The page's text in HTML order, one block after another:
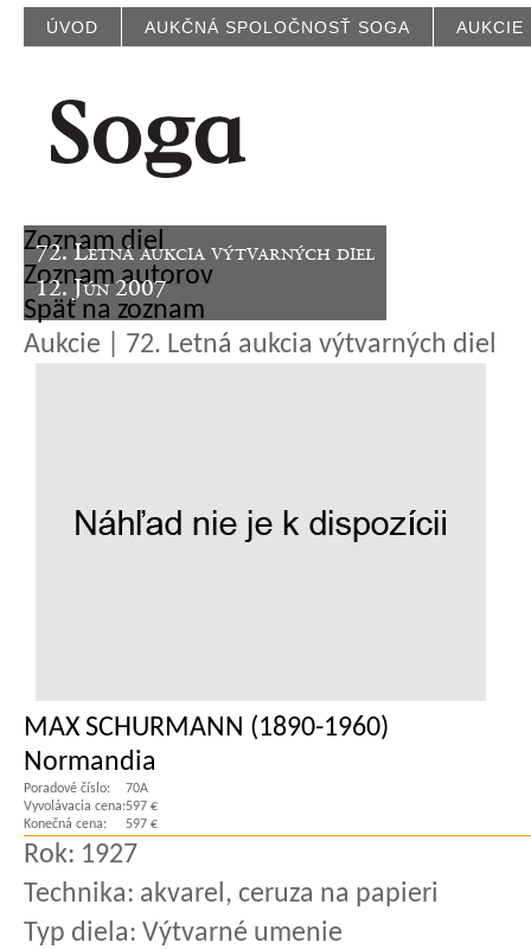
ÚVOD AUKČNÁ SPOLOČNOSŤ SOGA AUKCIE
72. Letná aukcia výtvarných diel
12. Jún 2007
Zoznam diel
Zoznam autorov
Späť na zoznam
Aukcie | 72. Letná aukcia výtvarných diel
MAX SCHURMANN (1890-1960)
Normandia
Poradové číslo:
70A
Vyvolávacia cena:597 €
Konečná cena:
597 €
Rok: 1927
Technika: akvarel, ceruza na papieri
Typ diela: Výtvarné umenie